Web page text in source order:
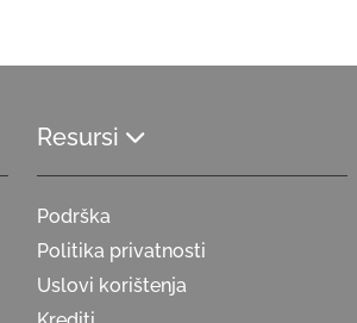
Resursi
Podrška
Politika privatnosti
Uslovi korištenja